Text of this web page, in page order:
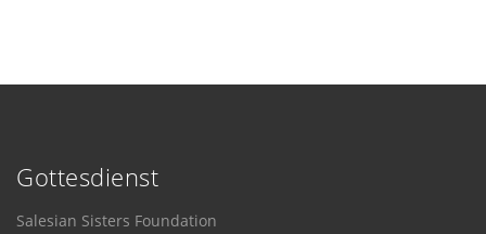
Gottesdienst
Salesian Sisters Foundation